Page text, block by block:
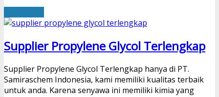
Supplier Propylene Glycol Terlengkap
Supplier Propylene Glycol Terlengkap hanya di PT.
Samiraschem Indonesia, kami memiliki kualitas terbaik
untuk anda. Karena senyawa ini memiliki kimia yang